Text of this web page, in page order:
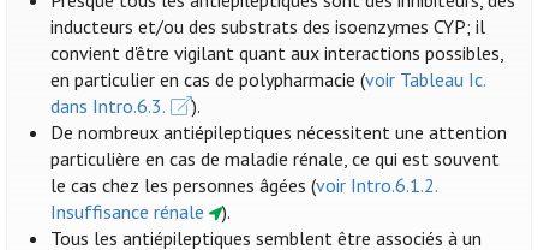
inducteurs et/ou des substrats des isoenzymes CYP; il
convient d'être vigilant quant aux interactions possibles,
en particulier en cas de polypharmacie (voir Tableau Ic.
dans Intro.6.3.
).
De nombreux antiépileptiques nécessitent une attention
particulière en cas de maladie rénale, ce qui est souvent
le cas chez les personnes âgées (voir Intro.6.1.2.
Insuffisance rénale
).
Tous les antiépileptiques semblent être associés à un